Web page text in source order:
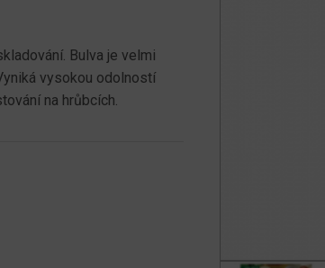
Bulva je velmi
vysokou odolností
na hrůbcích.